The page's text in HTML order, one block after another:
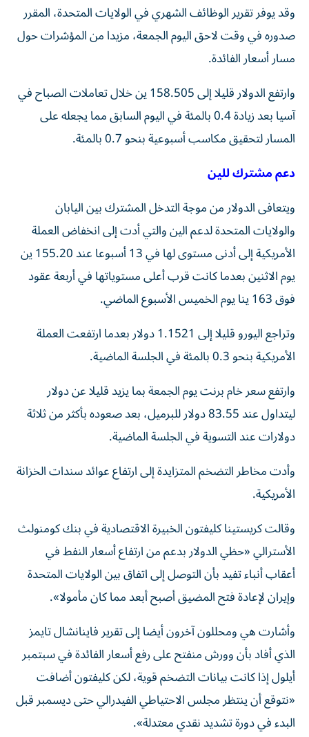
وقد يوفر تقرير الوظائف الشهري في الولايات المتحدة، المقرر
صدوره في وقت لاحق اليوم الجمعة، مزيدا من المؤشرات حول
مسار ‌أسعار الفائدة.
وارتفع الدولار قليلا إلى 158.505 ين خلال تعاملات الصباح في
آسيا بعد زيادة 0.4 ⁠بالمئة في اليوم السابق مما يجعله على
المسار لتحقيق مكاسب أسبوعية بنحو 0.7 بالمئة.
دعم مشترك للين
ويتعافى الدولار من موجة التدخل المشترك بين اليابان
والولايات المتحدة لدعم الين والتي أدت إلى انخفاض العملة
الأمريكية إلى أدنى مستوى لها في 13 أسبوعا عند 155.20 ين
يوم الاثنين بعدما كانت قرب أعلى مستوياتها في أربعة عقود
فوق 163 ينا يوم ​الخميس الأسبوع الماضي.
وتراجع اليورو قليلا إلى 1.1521 دولار بعدما ارتفعت العملة
الأمريكية بنحو ‌0.3 بالمئة في الجلسة الماضية.
وارتفع سعر خام برنت يوم الجمعة بما يزيد قليلا عن دولار
ليتداول عند 83.55 دولار للبرميل، بعد صعوده بأكثر من ثلاثة
دولارات عند التسوية في الجلسة ⁠الماضية.
وأدت مخاطر التضخم المتزايدة إلى ارتفاع عوائد سندات الخزانة
الأمريكية.
وقالت كريستينا كليفتون الخبيرة الاقتصادية في بنك كومنولث
الأسترالي «حظي الدولار بدعم من ارتفاع أسعار النفط في
أعقاب أنباء تفيد بأن التوصل ​إلى اتفاق ‌بين الولايات المتحدة
وإيران لإعادة فتح المضيق أصبح أبعد مما كان مأمولا».
وأشارت ‌هي ومحللون آخرون أيضا إلى تقرير فاينانشال تايمز
الذي أفاد بأن وورش منفتح على رفع أسعار الفائدة في سبتمبر
أيلول إذا كانت بيانات التضخم قوية، لكن كليفتون أضافت
«نتوقع أن ‌ينتظر مجلس الاحتياطي الفيدرالي حتى ‌ديسمبر قبل
البدء في دورة تشديد ⁠نقدي معتدلة».